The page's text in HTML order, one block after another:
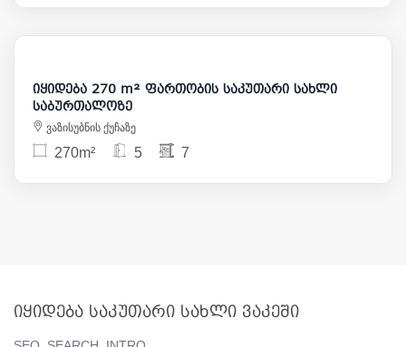
850 000
იყიდება 270 m² ფართობის საკუთარი სახლი
საბურთალოზე
ვაზისუბნის ქუჩაზე
270m² 5 7
იყიდება საკუთარი სახლი ვაკეში